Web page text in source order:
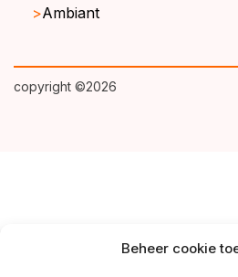
Beheer cookie
Ambiant
copyright ©2026